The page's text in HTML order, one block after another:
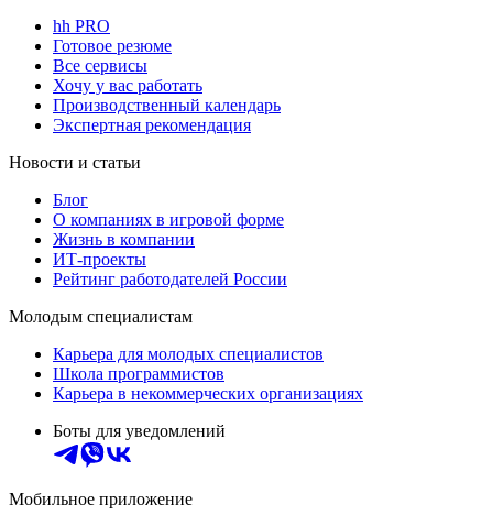
hh PRO
Готовое резюме
Все сервисы
Хочу у вас работать
Производственный календарь
Экспертная рекомендация
Новости и статьи
Блог
О компаниях в игровой форме
Жизнь в компании
ИТ-проекты
Рейтинг работодателей России
Молодым специалистам
Карьера для молодых специалистов
Школа программистов
Карьера в некоммерческих организациях
Боты для уведомлений
Мобильное приложение